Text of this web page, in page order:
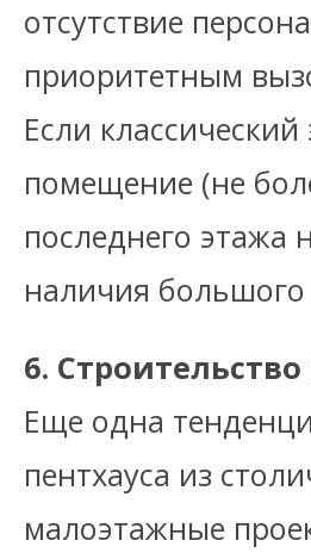
отсутствие
приоритетным
Если
помещение (не
последнего
наличия
6.
Еще одна
пентхауса из
малоэтажные